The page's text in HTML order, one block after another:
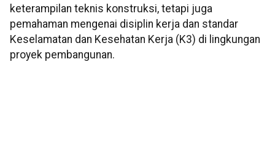
keterampilan teknis konstruksi, tetapi juga
pemahaman mengenai disiplin kerja dan standar
Keselamatan dan Kesehatan Kerja (K3) di lingkungan
proyek pembangunan.